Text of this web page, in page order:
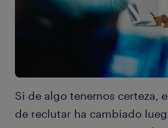
Si de algo tenemos certeza,
de reclutar ha cambiado